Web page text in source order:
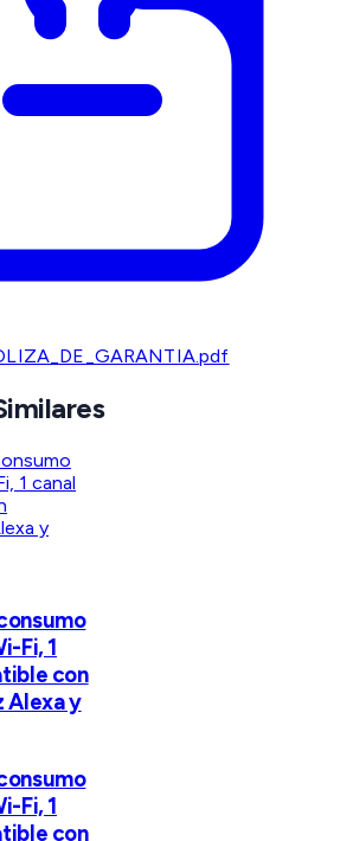
Fi, 1
con
Alexa y
Fi, 1
con